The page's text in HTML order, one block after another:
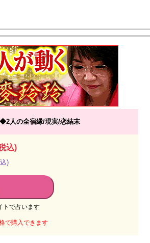
人の全宿縁/現実/恋結末
込)
)
トで占います
で購入できます